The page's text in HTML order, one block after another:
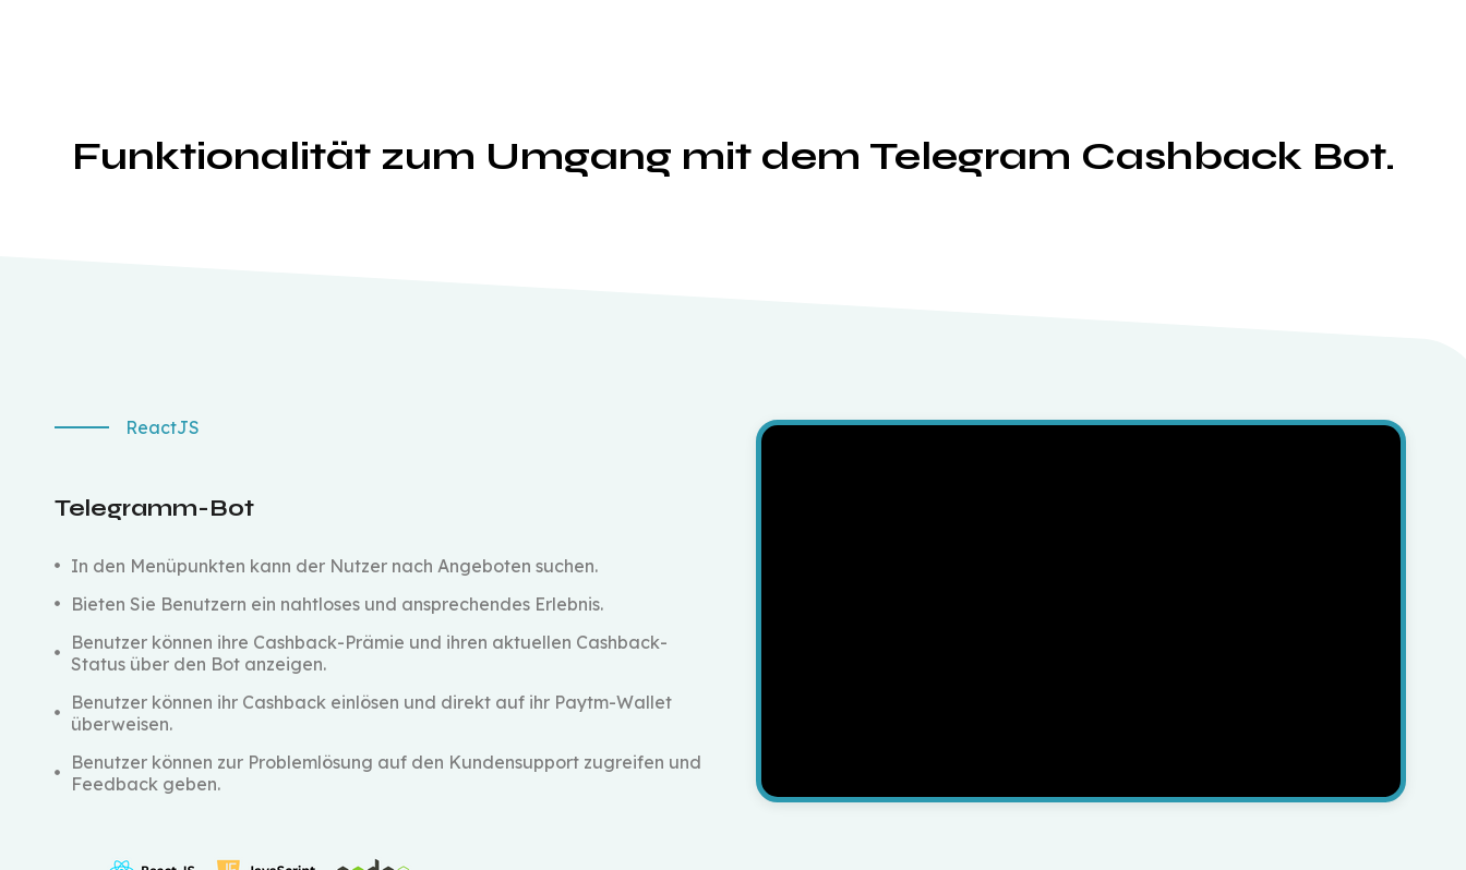
Funktionalität zum Umgang mit dem Telegram Cashback Bot.
ReactJS
Telegramm-Bot
In den Menüpunkten kann der Nutzer nach Angeboten suchen.
Bieten Sie Benutzern ein nahtloses und ansprechendes Erlebnis.
Benutzer können ihre Cashback-Prämie und ihren aktuellen Cashback-
Status über den Bot anzeigen.
Benutzer können ihr Cashback einlösen und direkt auf ihr Paytm-Wallet
überweisen.
Benutzer können zur Problemlösung auf den Kundensupport zugreifen und
Feedback geben.